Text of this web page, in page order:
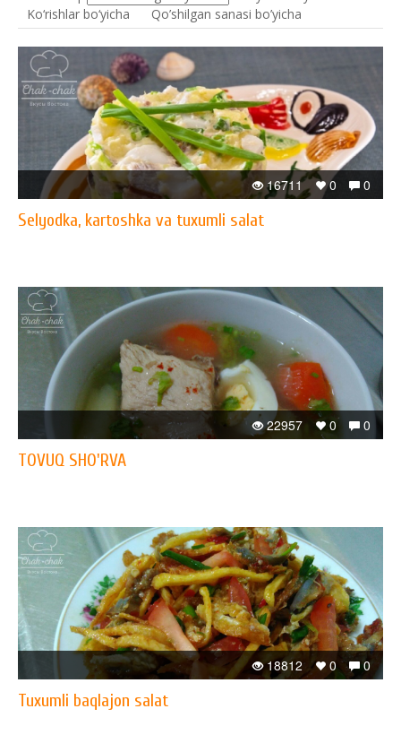
Ko‘rishlar bo‘yicha
Qo’shilgan sanasi bo’yicha
0
0
16711
Selyodka, kartoshka va tuxumli salat
0
0
22957
TOVUQ SHO'RVA
0
0
18812
Tuxumli baqlajon salat